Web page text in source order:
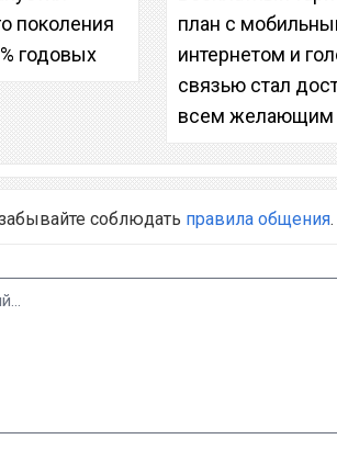
поколения
годовых
план с
интернетом и
связью стал
всем желающим
соблюдать правила общения.